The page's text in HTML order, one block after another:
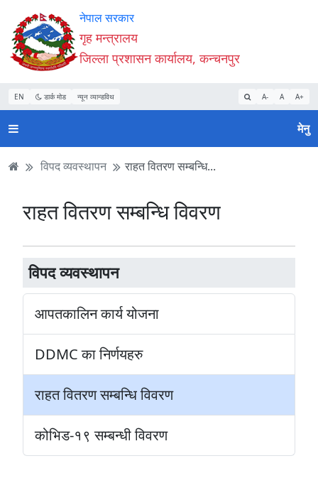
Accessibility
Mode
सुरु
गर्नुहोस्
सामाग्री
पढ्नुहाेस्
नेभिगेसन
पढ्नुहाेस्
वेबसाइट
खोजमा
जानुहोस्
नेपाल सरकार
गृह मन्त्रालय
जिल्ला प्रशासन कार्यालय, कन्चनपुर
EN डार्क मोड न्यून व्यान्डविथ A- A A+
मेनु
विपद व्यवस्थापन राहत वितरण सम्बन्धि...
विपद व्यवस्थापन
आपतकालिन कार्य योजना
DDMC का निर्णयहरु
राहत वितरण सम्बन्धि विवरण
कोभिड-१९ सम्बन्धी विवरण
राहत वितरण सम्बन्धि विवरण